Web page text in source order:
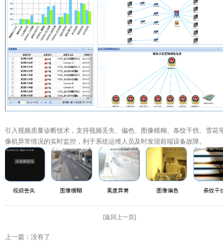
引入视频质量诊断技术，支持视频丢失、偏色、图像模糊、条纹干扰、雪花
像机异常情况的实时监控，利于系统运维人员及时发现前端设备故障。
[返回上一页]
上一篇：没有了